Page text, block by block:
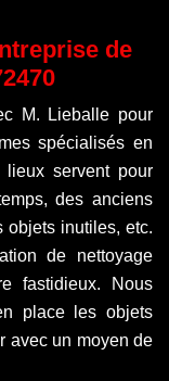
de
M. Lieballe pour
spécialisés en
servent pour
des anciens
objets inutiles, etc.
de nettoyage
fastidieux. Nous
place les objets
avec un moyen de